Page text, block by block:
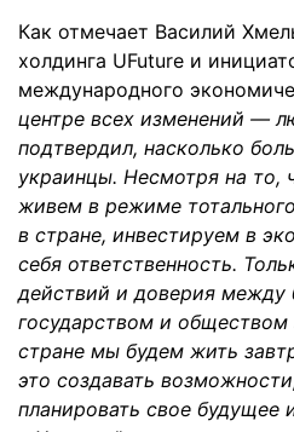
Как отмечает Василий
холдинга UFuture и
международного
центре всех изменений —
подтвердил, насколько
украинцы. Несмотря на то,
живем в режиме
в стране, инвестируем в
себя ответственность.
действий и доверия между
государством и обществом
стране мы будем жить
это создавать
планировать свое будущее